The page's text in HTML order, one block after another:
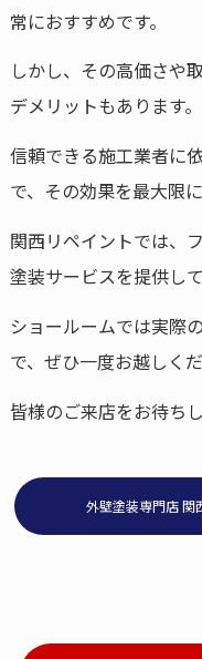
常におすすめです。
しかし、その高価さや
デメリットもあります。
信頼できる施工業者に
で、その効果を最大限
関西リペイントでは、
塗装サービスを提供して
ショールームでは実際
で、ぜひ一度お越しくだ
皆様のご来店をお待ち
外壁塗装専門店 関